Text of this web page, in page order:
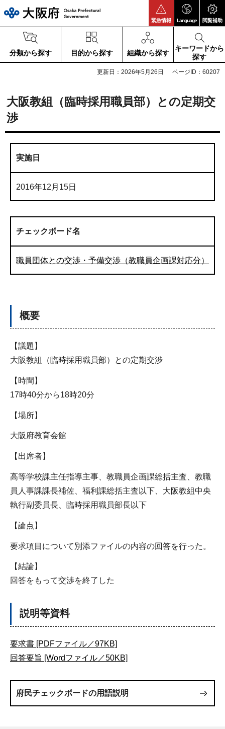
緊急情報 Language 閲覧補助
分類から探す 目的から探す 組織から探す
キーワードから
探す
更新日：2026年5月26日 ページID：60207
大阪教組（臨時採用職員部）との定期交
渉
実施日
2016年12月15日
チェックボード名
職員団体との交渉・予備交渉（教職員企画課対応分）
概要
【議題】
大阪教組（臨時採用職員部）との定期交渉
【時間】
17時40分から18時20分
【場所】
大阪府教育会館
【出席者】
高等学校課主任指導主事、教職員企画課総括主査、教職
員人事課課長補佐、福利課総括主査以下、大阪教組中央
執行副委員長、臨時採用職員部長以下
【論点】
要求項目について別添ファイルの内容の回答を行った。
【結論】
回答をもって交渉を終了した
説明等資料
要求書 [PDFファイル／97KB]
回答要旨 [Wordファイル／50KB]
府民チェックボードの用語説明